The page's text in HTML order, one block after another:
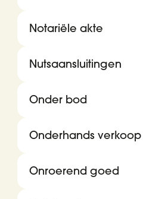
Notariële akte
Nutsaansluitingen
Onder bod
Onderhands verkoop
Onroerend goed